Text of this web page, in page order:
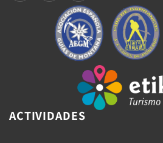
ACTIVIDADES